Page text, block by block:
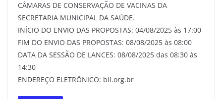
CÂMARAS DE CONSERVAÇÃO DE VACINAS DA
SECRETARIA MUNICIPAL DA SAÚDE.
INÍCIO DO ENVIO DAS PROPOSTAS: 04/08/2025 às 17:00
FIM DO ENVIO DAS PROPOSTAS: 08/08/2025 às 08:00
DATA DA SESSÃO DE LANCES: 08/08/2025 das 08:30 às
14:30
ENDEREÇO ELETRÔNICO: bll.org.br